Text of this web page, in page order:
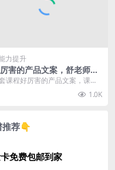
力提升
害的产品文案，舒老师文
60讲 免费下载(价值499
课程好厉害的产品文案，课程
1.0K
推荐👇
免费包邮到家